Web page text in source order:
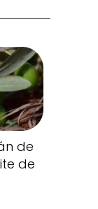
de
de